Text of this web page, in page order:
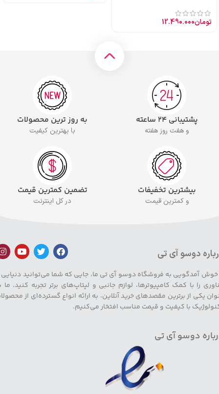
تومان12.490.000
پشتیبانی ۲۴ ساعته
و هفت روز هفته
به روز ترین محصولات
با بهترین کیفیت
بیشترین تخفیفات
و کمترین قیمت
تضمین کمترین قیمت
در کل اینترنت
دوسو آی تی
خوش آمدگویی به فروشگاه دوسو آی تی ما، جایی که شما می‌توانید دنیایی
را با کمک کامپیوترها، لوازم جانبی و لپتاپ‌های برتر تجربه کنید. ما
یکی از برترین مقصدهای خرید آنلاین، به ارائه انواع گسترده‌ای از
با کیفیت و قیمت مناسب افتخار می‌کنیم.
دوسو آی تی